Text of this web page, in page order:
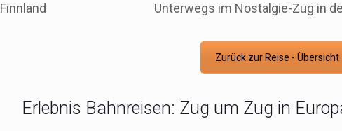
Unterwegs im Nostalgie-Zug in
Zurück zur Reise - Übersicht
Erlebnis Bahnreisen: Zug um Zug in